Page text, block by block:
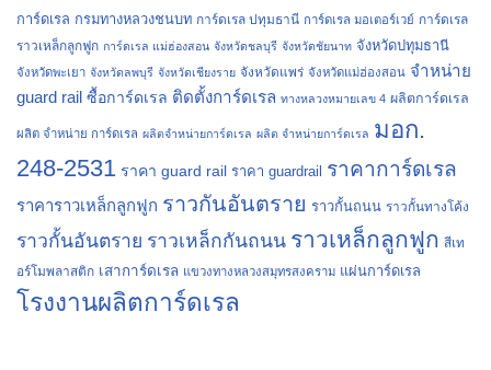
การ์ดเรล กรมทางหลวงชนบท การ์ดเรล ปทุมธานี การ์ดเรล มอเตอร์เวย์ การ์ดเรล
ราวเหล็กลูกฟูก การ์ดเรล แม่ฮ่องสอน จังหวัดชลบุรี จังหวัดชัยนาท จังหวัดปทุมธานี
จังหวัดพะเยา จังหวัดลพบุรี จังหวัดเชียงราย จังหวัดแพร่ จังหวัดแม่ฮ่องสอน จำหน่าย
guard rail ซื้อการ์ดเรล ติดตั้งการ์ดเรล ทางหลวงหมายเลข 4 ผลิตการ์ดเรล
ผลิต จำหน่าย การ์ดเรล ผลิตจำหน่ายการ์ดเรล ผลิต จำหน่ายการ์ดเรล มอก.
248-2531 ราคา guard rail ราคา guardrail ราคาการ์ดเรล
ราคาราวเหล็กลูกฟูก ราวกันอันตราย ราวกั้นถนน ราวกั้นทางโค้ง
ราวกั้นอันตราย ราวเหล็กกันถนน ราวเหล็กลูกฟูก สีเท
อร์โมพลาสติก เสาการ์ดเรล แขวงทางหลวงสมุทรสงคราม แผ่นการ์ดเรล
โรงงานผลิตการ์ดเรล